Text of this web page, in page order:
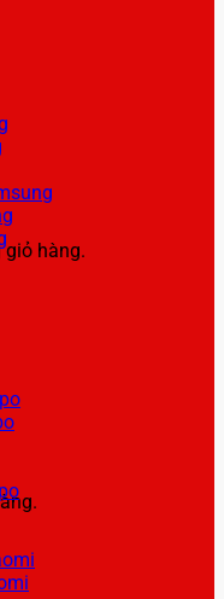
giỏ hàng.